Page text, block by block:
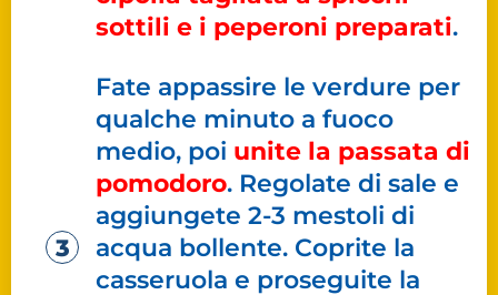
sottili e i peperoni preparati.
Fate appassire le verdure per
qualche minuto a fuoco
medio, poi unite la passata di
pomodoro. Regolate di sale e
aggiungete 2-3 mestoli di
acqua bollente. Coprite la
casseruola e proseguite la